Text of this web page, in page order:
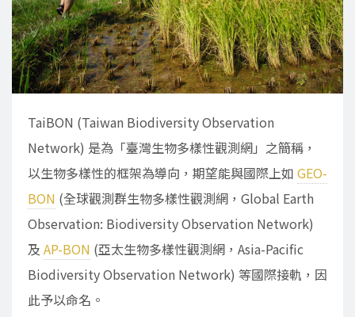
TaiBON (Taiwan Biodiversity Observation
Network) 是為「臺灣生物多樣性觀測網」之簡稱，
以生物多樣性的框架為導向，期望能與國際上如 GEO-
BON (全球觀測群生物多樣性觀測網，Global Earth
Observation: Biodiversity Observation Network)
及 AP-BON (亞太生物多樣性觀測網，Asia-Pacific
Biodiversity Observation Network) 等國際接軌，因
此予以命名。